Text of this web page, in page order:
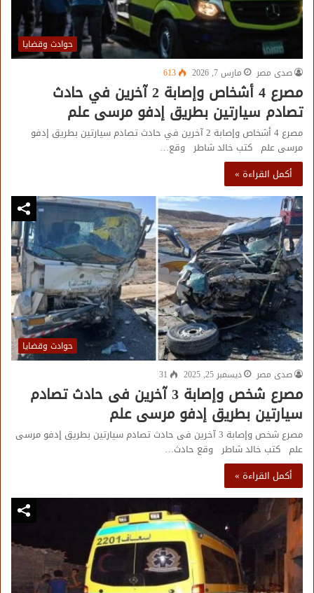
حوادث وقضايا
صدى مصر
مارس 7, 2026 613
مصرع 4 أشخاص وإصابة 2 آخرين في حادث
تصادم سيارتين بطريق إدفو مرسى علم
مصرع 4 أشخاص وإصابة 2 آخرين في حادث تصادم سيارتين بطريق إدفو
مرسى علم كتب خالد شاطر وقع…
أكمل القراءة »
حوادث وقضايا
صدى مصر
ديسمبر 25, 2025 31
مصرع شخص وإصابة 3 آخرين فى حادث تصادم
سيارتين بطريق إدفو مرسى علم
مصرع شخص وإصابة 3 آخرين فى حادث تصادم سيارتين بطريق إدفو مرسى
علم كتب خالد شاطر وقع حادث…
أكمل القراءة »